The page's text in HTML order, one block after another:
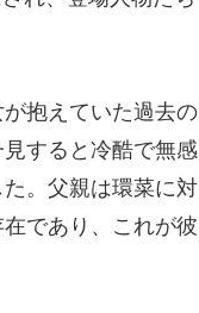
抱えていた過去の
すると冷酷で無感
。父親は環菜に対
であり、これが彼